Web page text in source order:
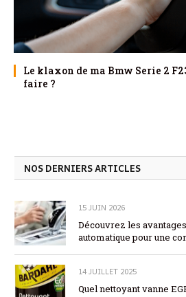
Le klaxon de ma Bmw Serie 2
faire ?
NOS DERNIERS ARTICLES
15 JUIN 2026
Découvrez les
automatique pour une
14 JUILLET 2025
Quel nettoyant vanne